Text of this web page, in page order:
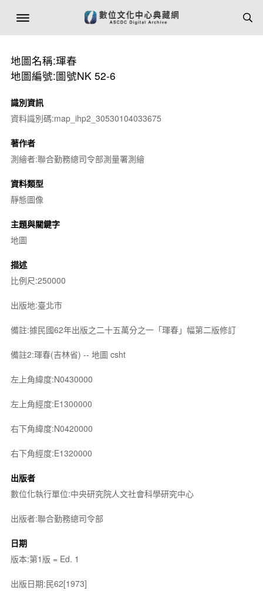
地圖名稱:琿春
地圖編號:圖號NK 52-6
識別資訊
資料識別碼:map_ihp2_30530104033675
著作者
測繪者:聯合勤務總司令部測量署測繪
資料類型
靜態圖像
主題與關鍵字
地圖
描述
比例尺:250000
出版地:臺北市
備註:據民國62年出版之二十五萬分之一「琿春」幅第二版修訂
備註2:琿春(吉林省) -- 地圖 csht
左上角緯度:N0430000
左上角經度:E1300000
右下角緯度:N0420000
右下角經度:E1320000
出版者
數位化執行單位:中央研究院人文社會科學研究中心
出版者:聯合勤務總司令部
日期
版本:第1版 = Ed. 1
出版日期:民62[1973]